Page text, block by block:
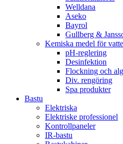
Welldana
Aseko
Bayrol
Gullberg &
Kemiska medel för
pH-reglering
Desinfektion
Flockning och
Div. rengöring
Spa produkter
Bastu
Elektriska
Elektriske professionel
Kontrollpaneler
IR-bastu